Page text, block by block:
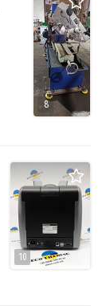
8
10